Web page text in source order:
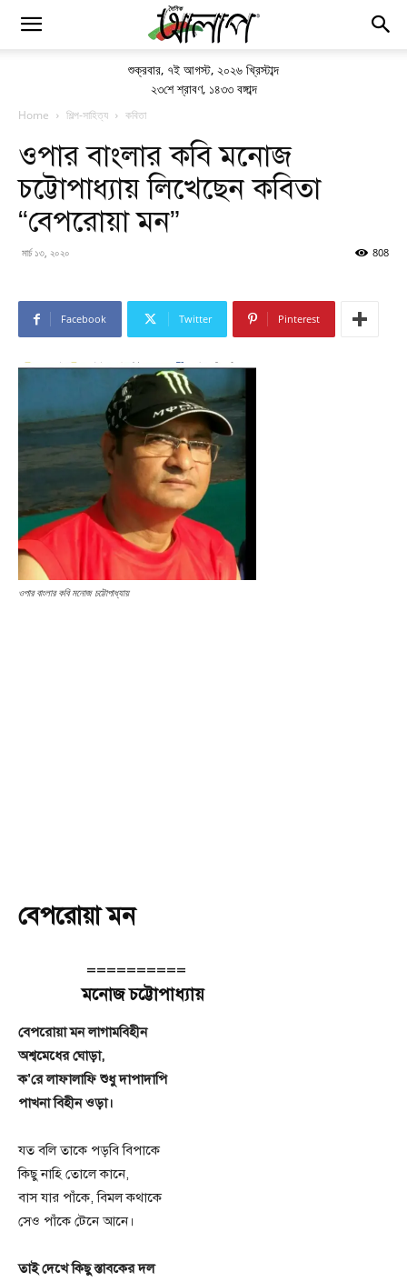
শুক্রবার, ৭ই আগস্ট, ২০২৬ খ্রিস্টাব্দ
২৩শে শ্রাবণ, ১৪৩৩ বঙ্গাব্দ
Home শিল্প-সাহিত্য কবিতা
ওপার বাংলার কবি মনোজ
চট্টোপাধ্যায় লিখেছেন কবিতা
“বেপরোয়া মন”
মার্চ ১৩, ২০২০ 808
Facebook Twitter Pinterest
ওপার বাংলার কবি মনোজ চট্টোপাধ্যায়
বেপরোয়া মন
==========
মনোজ চট্টোপাধ্যায়
বেপরোয়া মন লাগামবিহীন
অশ্বমেধের ঘোড়া,
ক’রে লাফালাফি শুধু দাপাদাপি
পাখনা বিহীন ওড়া।
যত বলি তাকে পড়বি বিপাকে
কিছু নাহি তোলে কানে,
বাস যার পাঁকে, বিমল কথাকে
সেও পাঁকে টেনে আনে।
তাই দেখে কিছু স্তাবকের দল